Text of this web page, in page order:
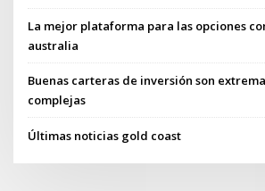
La mejor plataforma para las opciones
australia
Buenas carteras de inversión son
complejas
Últimas noticias gold coast